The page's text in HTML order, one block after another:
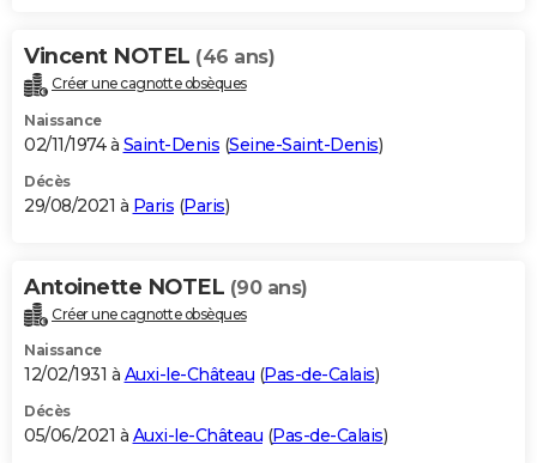
Vincent NOTEL (46 ans)
Créer une cagnotte obsèques
Naissance
02/11/1974 à Saint-Denis (Seine-Saint-Denis)
Décès
29/08/2021 à Paris (Paris)
Antoinette NOTEL (90 ans)
Créer une cagnotte obsèques
Naissance
12/02/1931 à Auxi-le-Château (Pas-de-Calais)
Décès
05/06/2021 à Auxi-le-Château (Pas-de-Calais)